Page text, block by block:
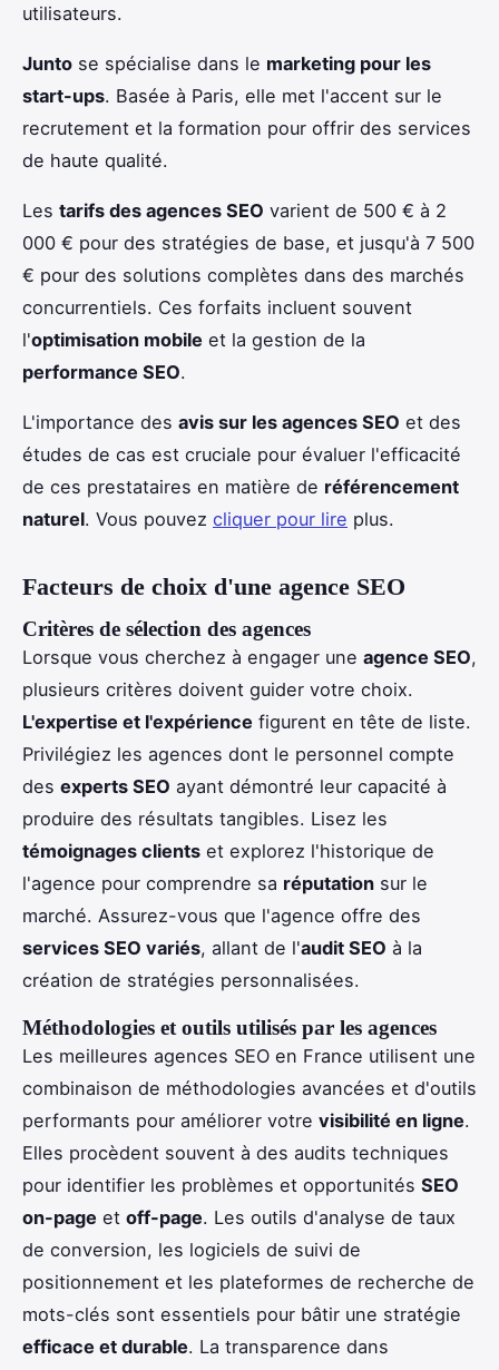
utilisateurs.
Junto se spécialise dans le marketing pour les
start-ups. Basée à Paris, elle met l'accent sur le
recrutement et la formation pour offrir des services
de haute qualité.
Les tarifs des agences SEO varient de 500 € à 2
000 € pour des stratégies de base, et jusqu'à 7 500
€ pour des solutions complètes dans des marchés
concurrentiels. Ces forfaits incluent souvent
l'optimisation mobile et la gestion de la
performance SEO.
L'importance des avis sur les agences SEO et des
études de cas est cruciale pour évaluer l'efficacité
de ces prestataires en matière de référencement
naturel. Vous pouvez cliquer pour lire plus.
Facteurs de choix d'une agence SEO
Critères de sélection des agences
Lorsque vous cherchez à engager une agence SEO,
plusieurs critères doivent guider votre choix.
L'expertise et l'expérience figurent en tête de liste.
Privilégiez les agences dont le personnel compte
des experts SEO ayant démontré leur capacité à
produire des résultats tangibles. Lisez les
témoignages clients et explorez l'historique de
l'agence pour comprendre sa réputation sur le
marché. Assurez-vous que l'agence offre des
services SEO variés, allant de l'audit SEO à la
création de stratégies personnalisées.
Méthodologies et outils utilisés par les agences
Les meilleures agences SEO en France utilisent une
combinaison de méthodologies avancées et d'outils
performants pour améliorer votre visibilité en ligne.
Elles procèdent souvent à des audits techniques
pour identifier les problèmes et opportunités SEO
on-page et off-page. Les outils d'analyse de taux
de conversion, les logiciels de suivi de
positionnement et les plateformes de recherche de
mots-clés sont essentiels pour bâtir une stratégie
efficace et durable. La transparence dans